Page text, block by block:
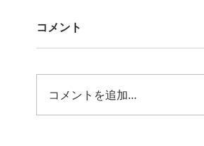
コメント
コメントを追加…